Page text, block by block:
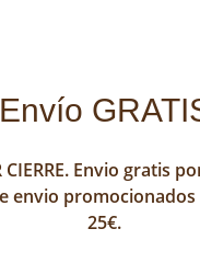
Envío
CIERRE. Envio gratis
envio
25€.